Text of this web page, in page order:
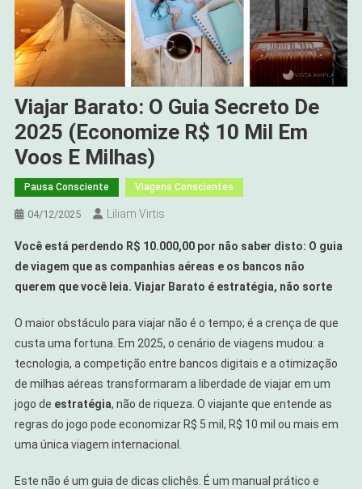
Viajar Barato: O Guia Secreto De
2025 (Economize R$ 10 Mil Em
Voos E Milhas)
Pausa Consciente Viagens Conscientes
04/12/2025 Liliam Virtis
Você está perdendo R$ 10.000,00 por não saber disto: O guia
de viagem que as companhias aéreas e os bancos não
querem que você leia. Viajar Barato é estratégia, não sorte
O maior obstáculo para viajar não é o tempo; é a crença de que
custa uma fortuna. Em 2025, o cenário de viagens mudou: a
tecnologia, a competição entre bancos digitais e a otimização
de milhas aéreas transformaram a liberdade de viajar em um
jogo de estratégia, não de riqueza. O viajante que entende as
regras do jogo pode economizar R$ 5 mil, R$ 10 mil ou mais em
uma única viagem internacional.
Este não é um guia de dicas clichês. É um manual prático e